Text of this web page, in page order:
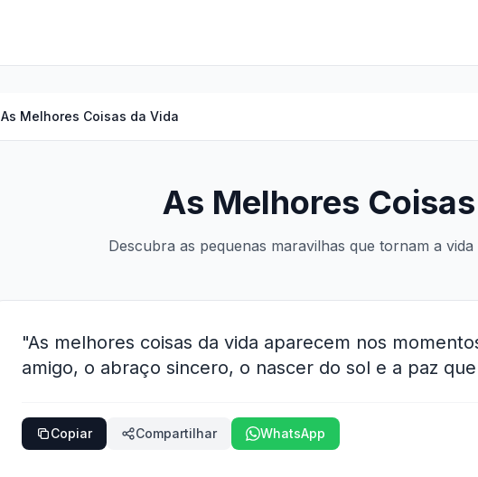
As Melhores Coisas da Vida
As Melhores
Descubra as pequenas maravilhas que tornam a
"As melhores coisas da vida aparecem nos
amigo, o abraço sincero, o nascer do sol e a paz
Copiar Compartilhar WhatsApp